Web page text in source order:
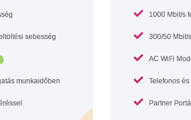
sebesség
munkaidőben
1000 Mbit/s
300/50 Mbit/
AC WiFi
Telefonos
Partner